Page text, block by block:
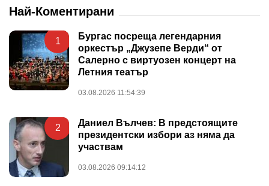
Най-Коментирани
1
Бургас посреща легендарния
оркестър „Джузепе Верди“ от
Салерно с виртуозен концерт на
Летния театър
03.08.2026 11:54:39
2
Даниел Вълчев: В предстоящите
президентски избори аз няма да
участвам
03.08.2026 09:14:12